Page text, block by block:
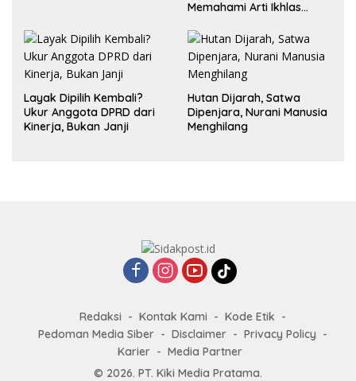
Memahami Arti Ikhlas
Layak Dipilih Kembali?
Ukur Anggota DPRD dari
Kinerja, Bukan Janji
Hutan Dijarah, Satwa
Dipenjara, Nurani Manusia
Menghilang
Redaksi Kontak Kami
Kode Etik
Pedoman Media Siber
Disclaimer
Privacy Policy
Karier
Media Partner
© 2026. PT. Kiki Media Pratama.